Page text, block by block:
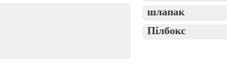
шлапак
Пілбокс